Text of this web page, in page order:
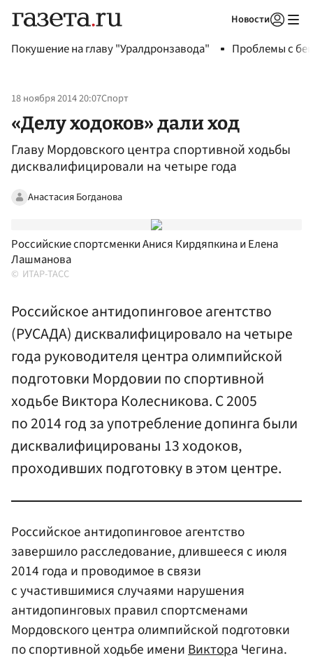
Новости
Покушение на главу "Уралдронзавода" Проблемы с
18 ноября 2014 20:07Спорт
«Делу ходоков» дали ход
Главу Мордовского центра спортивной ходьбы
дисквалифицировали на четыре года
Анастасия Богданова
Российские спортсменки Анися Кирдяпкина и Елена
Лашманова
ИТАР-ТАСС
Российское антидопинговое агентство
(РУСАДА) дисквалифицировало на четыре
года руководителя центра олимпийской
подготовки Мордовии по спортивной
ходьбе Виктора Колесникова. С 2005
по 2014 год за употребление допинга были
дисквалифицированы 13 ходоков,
проходивших подготовку в этом центре.
Российское антидопинговое агентство
завершило расследование, длившееся с июля
2014 года и проводимое в связи
с участившимися случаями нарушения
антидопинговых правил спортсменами
Мордовского центра олимпийской подготовки
по спортивной ходьбе имениВиктора Чегина.